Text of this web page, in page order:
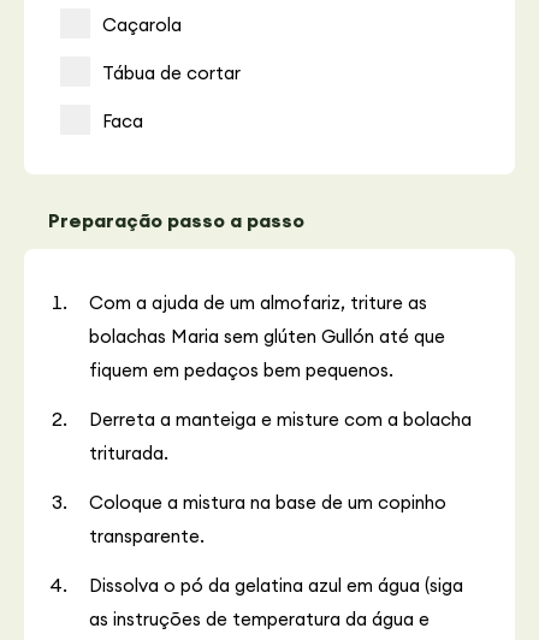
Caçarola
Tábua de cortar
Faca
Preparação passo a passo
Com a ajuda de um almofariz, triture as
bolachas Maria sem glúten Gullón até que
fiquem em pedaços bem pequenos.
Derreta a manteiga e misture com a bolacha
triturada.
Coloque a mistura na base de um copinho
transparente.
Dissolva o pó da gelatina azul em água (siga
as instruções de temperatura da água e